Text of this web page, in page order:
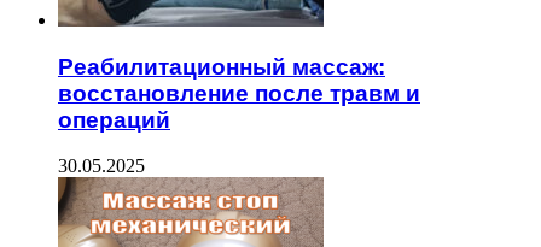
Реабилитационный массаж:
восстановление после травм и
операций
30.05.2025